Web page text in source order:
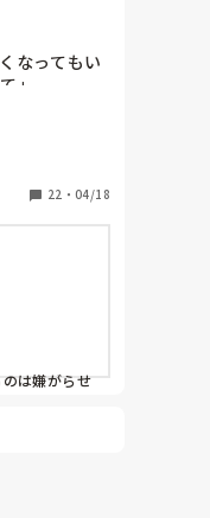
なってもい
」
多数
22 ・ 04/18
は嫌がらせ
ょうか？